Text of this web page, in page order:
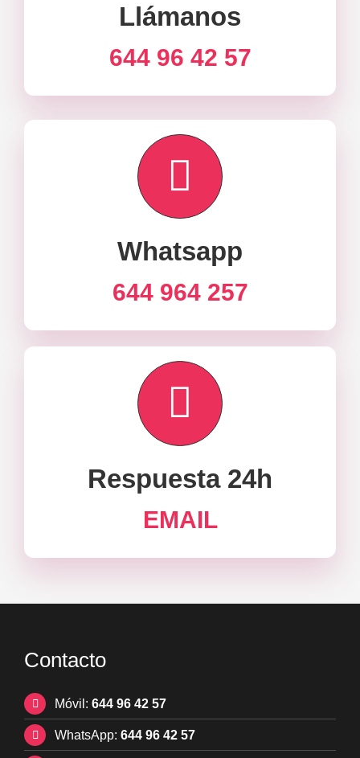
Llámanos
644 96 42 57
Whatsapp
644 964 257
Respuesta 24h
EMAIL
Contacto
Móvil: 644 96 42 57
WhatsApp: 644 96 42 57